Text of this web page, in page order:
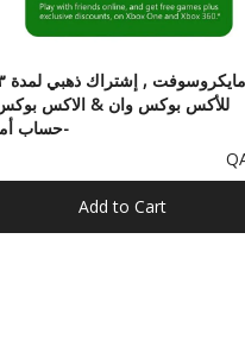
-حساب
Add to Cart